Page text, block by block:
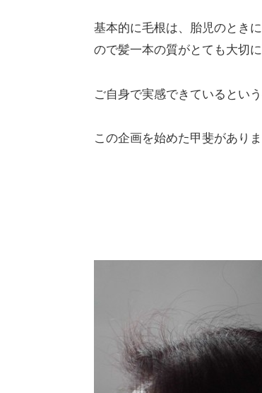
基本的に毛根は、胎児のとき
ので髪一本の質がとても大切に
ご自身で実感できているとい
この企画を始めた甲斐がありま